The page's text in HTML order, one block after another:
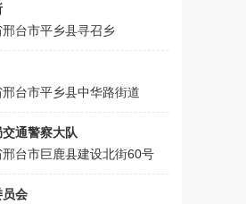
台市平乡县寻召乡
台市平乡县中华路街道
通警察大队
台市巨鹿县建设北街60号
员会